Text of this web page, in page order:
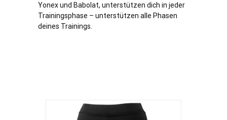
Yonex und Babolat, unterstützen dich in jeder
Trainingsphase – unterstützen alle Phasen
deines Trainings.